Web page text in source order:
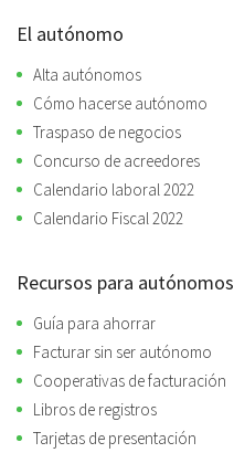
El autónomo
Alta autónomos
Cómo hacerse autónomo
Traspaso de negocios
Concurso de acreedores
Calendario laboral 2022
Calendario Fiscal 2022
Recursos para autónomos
Guía para ahorrar
Facturar sin ser autónomo
Cooperativas de facturación
Libros de registros
Tarjetas de presentación